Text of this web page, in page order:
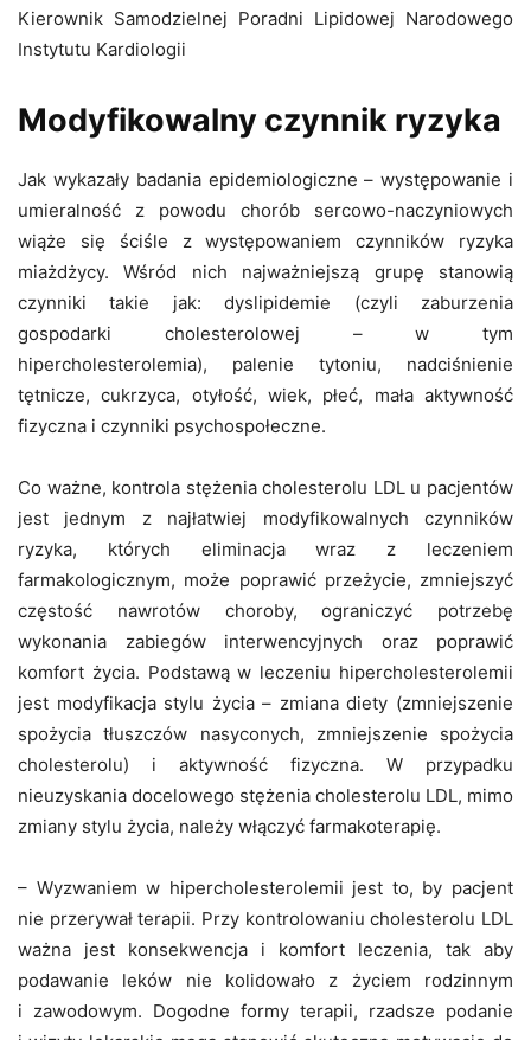
Kierownik Samodzielnej Poradni Lipidowej Narodowego
Instytutu Kardiologii
Modyfikowalny czynnik ryzyka
Jak wykazały badania epidemiologiczne – występowanie i
umieralność z powodu chorób sercowo-naczyniowych
wiąże się ściśle z występowaniem czynników ryzyka
miażdżycy. Wśród nich najważniejszą grupę stanowią
czynniki takie jak: dyslipidemie (czyli zaburzenia
gospodarki cholesterolowej – w tym
hipercholesterolemia), palenie tytoniu, nadciśnienie
tętnicze, cukrzyca, otyłość, wiek, płeć, mała aktywność
fizyczna i czynniki psychospołeczne.
Co ważne, kontrola stężenia cholesterolu LDL u pacjentów
jest jednym z najłatwiej modyfikowalnych czynników
ryzyka, których eliminacja wraz z leczeniem
farmakologicznym, może poprawić przeżycie, zmniejszyć
częstość nawrotów choroby, ograniczyć potrzebę
wykonania zabiegów interwencyjnych oraz poprawić
komfort życia. Podstawą w leczeniu hipercholesterolemii
jest modyfikacja stylu życia – zmiana diety (zmniejszenie
spożycia tłuszczów nasyconych, zmniejszenie spożycia
cholesterolu) i aktywność fizyczna. W przypadku
nieuzyskania docelowego stężenia cholesterolu LDL, mimo
zmiany stylu życia, należy włączyć farmakoterapię.
– Wyzwaniem w hipercholesterolemii jest to, by pacjent
nie przerywał terapii. Przy kontrolowaniu cholesterolu LDL
ważna jest konsekwencja i komfort leczenia, tak aby
podawanie leków nie kolidowało z życiem rodzinnym
i zawodowym. Dogodne formy terapii, rzadsze podanie